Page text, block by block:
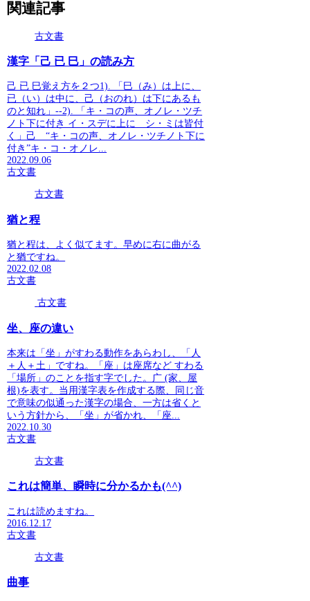
関連記事
古文書
漢字「己 已 巳」の読み方
己 已 巳覚え方を２つ1). 「巳（み）は上に、
已（い）は中に、己（おのれ）は下にあるも
のと知れ」--2). 「キ・コの声、オノレ・ツチ
ノト下に付き イ・スデに上に シ・ミは皆付
く」己 “キ・コの声、オノレ・ツチノト下に
付き”キ・コ・オノレ...
2022.09.06
古文書
古文書
猶と程
猶と程は、よく似てます。早めに右に曲がる
と猶ですね。
2022.02.08
古文書
古文書
坐、座の違い
本来は「坐」がすわる動作をあらわし、「人
＋人＋土」ですね。「座」は座席など すわる
「場所」のことを指す字でした。广 (家、屋
根)を表す。当用漢字表を作成する際、同じ音
で意味の似通った漢字の場合、一方は省くと
いう方針から、「坐」が省かれ、「座...
2022.10.30
古文書
古文書
これは簡単、瞬時に分かるかも(^^)
これは読めますね。
2016.12.17
古文書
古文書
曲事